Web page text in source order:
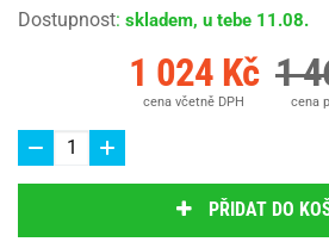
Dostupnost: skladem, u tebe 11.08.
1 024 Kč
cena včetně DPH
1
cena
PŘIDAT DO